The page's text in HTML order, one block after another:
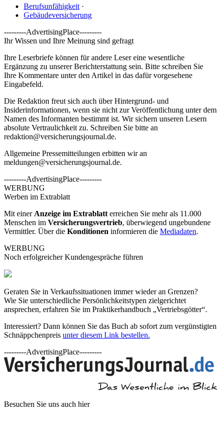
Berufsunfähigkeit ·
Gebäudeversicherung
---------AdvertisingPlace---------
Ihr Wissen und Ihre Meinung sind gefragt
Ihre Leserbriefe können für andere Leser eine wesentliche
Ergänzung zu unserer Berichterstattung sein. Bitte schreiben Sie
Ihre Kommentare unter den Artikel in das dafür vorgesehene
Eingabefeld.
Die Redaktion freut sich auch über Hintergrund- und
Insiderinformationen, wenn sie nicht zur Veröffentlichung unter dem
Namen des Informanten bestimmt ist. Wir sichern unseren Lesern
absolute Vertraulichkeit zu. Schreiben Sie bitte an
redaktion@versicherungsjournal.de.
Allgemeine Pressemitteilungen erbitten wir an
meldungen@versicherungsjournal.de.
---------AdvertisingPlace---------
WERBUNG
Werben im Extrablatt
Mit einer Anzeige im Extrablatt erreichen Sie mehr als 11.000
Menschen im Versicherungsvertrieb, überwiegend ungebundene
Vermittler. Über die Konditionen informieren die Mediadaten.
WERBUNG
Noch erfolgreicher Kundengespräche führen
Geraten Sie in Verkaufssituationen immer wieder an Grenzen?
Wie Sie unterschiedliche Persönlichkeitstypen zielgerichtet
ansprechen, erfahren Sie im Praktikerhandbuch „Vertriebsgötter“.
Interessiert? Dann können Sie das Buch ab sofort zum vergünstigten
Schnäppchenpreis unter diesem Link bestellen.
---------AdvertisingPlace---------
Besuchen Sie uns auch hier